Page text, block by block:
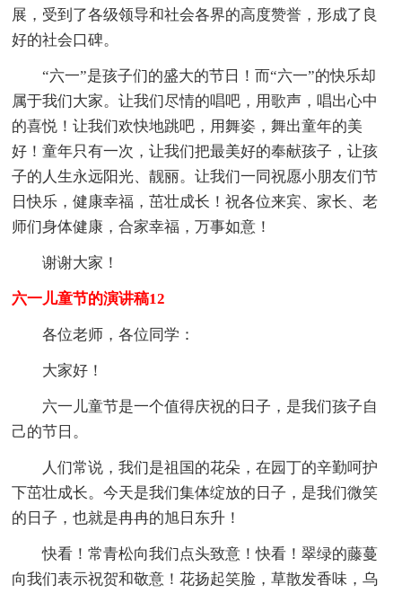
展，受到了各级领导和社会各界的高度赞誉，形成了良
好的社会口碑。
“六一”是孩子们的盛大的节日！而“六一”的快乐却
属于我们大家。让我们尽情的唱吧，用歌声，唱出心中
的喜悦！让我们欢快地跳吧，用舞姿，舞出童年的美
好！童年只有一次，让我们把最美好的奉献孩子，让孩
子的人生永远阳光、靓丽。让我们一同祝愿小朋友们节
日快乐，健康幸福，茁壮成长！祝各位来宾、家长、老
师们身体健康，合家幸福，万事如意！
谢谢大家！
六一儿童节的演讲稿12
各位老师，各位同学：
大家好！
六一儿童节是一个值得庆祝的日子，是我们孩子自
己的节日。
人们常说，我们是祖国的花朵，在园丁的辛勤呵护
下茁壮成长。今天是我们集体绽放的日子，是我们微笑
的日子，也就是冉冉的旭日东升！
快看！常青松向我们点头致意！快看！翠绿的藤蔓
向我们表示祝贺和敬意！花扬起笑脸，草散发香味，乌